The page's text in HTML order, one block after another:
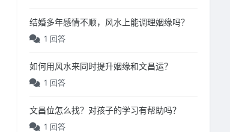
结婚多年感情不顺，风水上能调理姻缘吗？
1 回答
如何用风水来同时提升姻缘和文昌运？
1 回答
文昌位怎么找？对孩子的学习有帮助吗？
1 回答